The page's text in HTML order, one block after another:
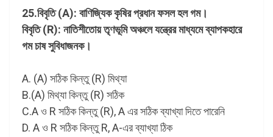
25.বিবৃতি (A): বাণিজ্যিক কৃষির প্রধান ফসল হল গম।
বিবৃতি (R): নাতিশীতোয় তৃণভূমি অঞ্চলে যন্ত্রের মাধ্যমে ব্যাপকহারে
গম চাষ সুবিধাজনক।
A. (A) সঠিক কিন্তু (R) মিথ্যা
B.(A) মিথ্যা কিন্তু (R) সঠিক
C.A ও R সঠিক কিন্তু (R), A এর সঠিক ব্যাখ্যা দিতে পারেনি
D. A ও R সঠিক কিন্তু R, A-এর ব্যাখ্যা ঠিক